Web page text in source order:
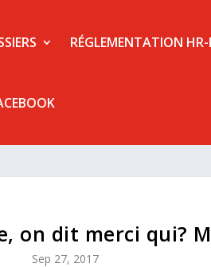
RÉGLEMENTATION
on dit merci qui?
Sep 27, 2017